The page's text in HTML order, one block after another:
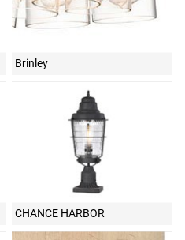
Brinley
CHANCE HARBOR